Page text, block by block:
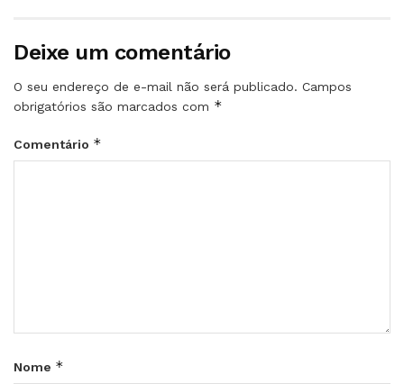
Deixe um comentário
O seu endereço de e-mail não será publicado. Campos
obrigatórios são marcados com *
Comentário *
Nome *